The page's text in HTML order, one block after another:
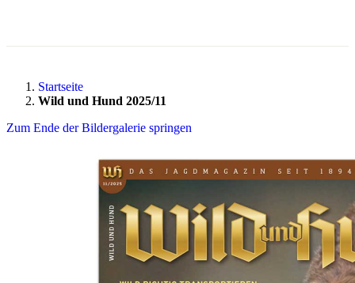
Startseite
Wild und Hund 2025/11
Zum Ende der Bildergalerie springen